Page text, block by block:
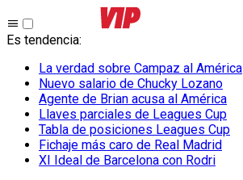
Es tendencia:
La verdad sobre Campaz al América
Nuevo salario de Chucky Lozano
Agente de Brian acusa al América
Llaves parciales de Leagues Cup
Tabla de posiciones Leagues Cup
Fichaje más caro de Real Madrid
XI Ideal de Barcelona con Rodri